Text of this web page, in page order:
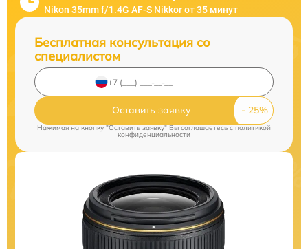
Nikon 35mm f/1.4G AF-S Nikkor от 35 минут
Бесплатная консультация со
специалистом
Оставить заявку
Нажимая на кнопку "Оставить заявку" Вы соглашаетесь cполитикой
конфиденциальности